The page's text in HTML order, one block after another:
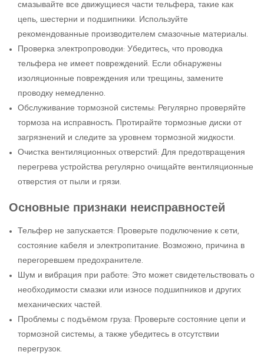
смазывайте все движущиеся части тельфера, такие как
цепь, шестерни и подшипники. Используйте
рекомендованные производителем смазочные материалы.
Проверка электропроводки: Убедитесь, что проводка
тельфера не имеет повреждений. Если обнаружены
изоляционные повреждения или трещины, замените
проводку немедленно.
Обслуживание тормозной системы: Регулярно проверяйте
тормоза на исправность. Протирайте тормозные диски от
загрязнений и следите за уровнем тормозной жидкости.
Очистка вентиляционных отверстий: Для предотвращения
перегрева устройства регулярно очищайте вентиляционные
отверстия от пыли и грязи.
Основные признаки неисправностей
Тельфер не запускается: Проверьте подключение к сети,
состояние кабеля и электропитание. Возможно, причина в
перегоревшем предохранителе.
Шум и вибрация при работе: Это может свидетельствовать о
необходимости смазки или износе подшипников и других
механических частей.
Проблемы с подъёмом груза: Проверьте состояние цепи и
тормозной системы, а также убедитесь в отсутствии
перегрузок.